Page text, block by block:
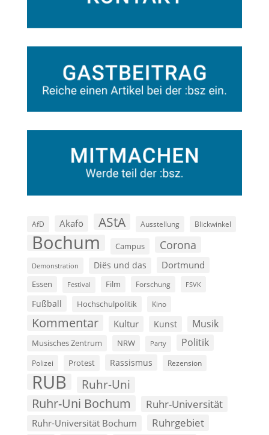
AfD Akafö AStA Ausstellung Blickwinkel
Bochum Campus Corona
Demonstration Diës und das Dortmund
Essen Festival Film Forschung FSVK
Fußball Hochschulpolitik Kino
Kommentar Kultur Kunst Musik
Musisches Zentrum NRW Party Politik
Polizei Protest Rassismus Rezension
RUB Ruhr-Uni
Ruhr-Uni Bochum Ruhr-Universität
Ruhr-Universität Bochum Ruhrgebiet